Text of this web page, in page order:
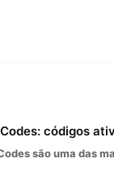
códigos
são uma das